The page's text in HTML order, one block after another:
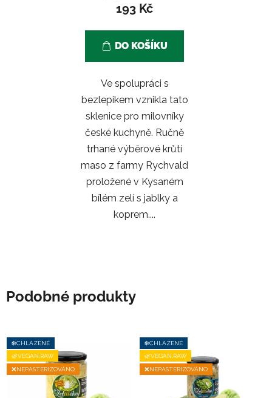
193 Kč
DO KOŠÍKU
Ve spolupráci s
bezlepikem vznikla tato
sklenice pro milovníky
české kuchyně. Ručně
trhané výběrové krůtí
maso z farmy Rychvald
proložené v Kysaném
bílém zelí s jablky a
koprem....
Podobné produkty
❄️CHLAZENÉ
🌿VEGAN,RAW
❌NEPASTERIZOVÁNO
❄️CHLAZENÉ
🌿VEGAN,RAW
❌NEPASTERIZOVÁNO